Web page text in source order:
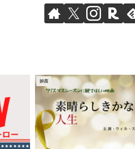
映画